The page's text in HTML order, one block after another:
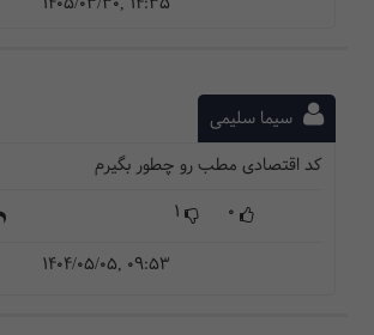
سیما سلیمی
کد اقتصادی مطب رو چطور بگیرم
1404/05/05, 09:53